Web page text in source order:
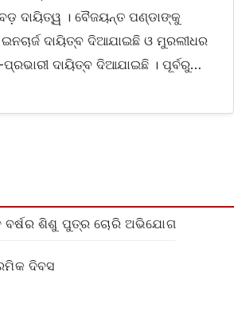
ଦାୟିତ୍ୱ । ବୈଜୟନ୍ତ ପଣ୍ଡାଙ୍କୁ
ଦାୟିତ୍ବ ଦିଆଯାଇଛି ଓ ମୁରଲୀଧର
ଦାୟିତ୍ବ ଦିଆଯାଇଛି । ପୂର୍ବରୁ…
ବର୍ଷର ଶିଶୁ ପୁତ୍ର ଚୋରି ଅଭିଯୋଗ
ଦିବସ